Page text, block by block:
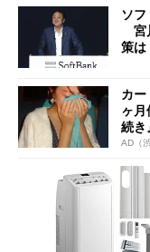
ソフ
宮
策は
カー
ヶ月
続き
AD（